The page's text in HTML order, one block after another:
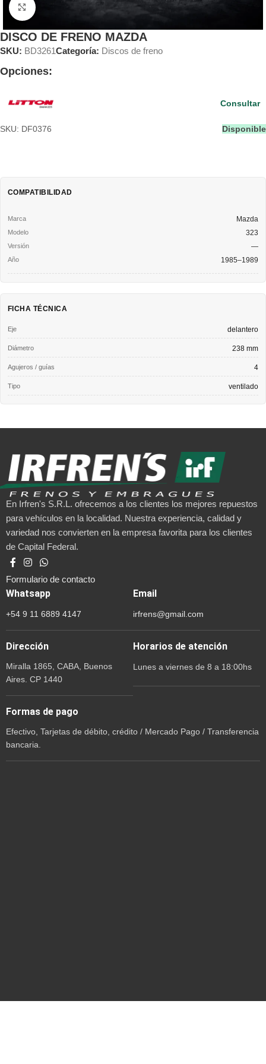
Clic para ampliar
DISCO DE FRENO MAZDA
SKU: BD3261Categoría: Discos de freno
Opciones:
SKU: DF0376 Disponible
Consultar
COMPATIBILIDAD
Mazda
323
—
1985–1989
FICHA TÉCNICA
Eje delantero
Diámetro 238 mm
Agujeros / guías 4
Tipo ventilado
En Irfren's S.R.L. ofrecemos a los clientes los mejores repuestos
para vehículos en la localidad. Nuestra experiencia, calidad y
variedad nos convierten en la empresa favorita para los clientes
de Capital Federal.
Formulario de contacto
Whatsapp
+54 9 11 6889 4147
Email
irfrens@gmail.com
Dirección
Miralla 1865, CABA, Buenos
Aires. CP 1440
Horarios de atención
Lunes a viernes de 8 a 18:00hs
Formas de pago
Efectivo, Tarjetas de débito, crédito / Mercado Pago / Transferencia
bancaria.